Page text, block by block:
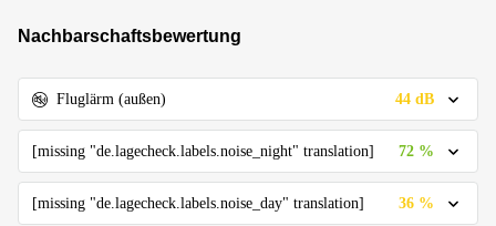
Nachbarschaftsbewertung
Fluglärm (außen) 44 dB
[missing "de.lagecheck.labels.noise_night" translation] 72 %
[missing "de.lagecheck.labels.noise_day" translation] 36 %